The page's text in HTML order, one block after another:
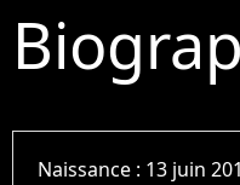
Naissance : 13 juin